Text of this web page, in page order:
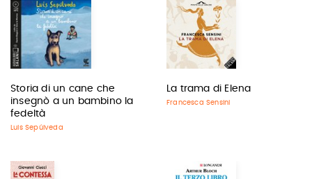
Storia di un cane che
insegnò a un bambino la
fedeltà
Luis Sepúlveda
La trama di Elena
Francesca Sensini